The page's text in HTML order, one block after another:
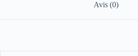
Avis (0)